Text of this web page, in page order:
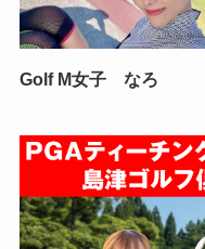
Golf M女子 なろ